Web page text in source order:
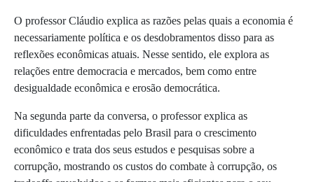
O professor Cláudio explica as razões pelas quais a economia é
necessariamente política e os desdobramentos disso para as
reflexões econômicas atuais. Nesse sentido, ele explora as
relações entre democracia e mercados, bem como entre
desigualdade econômica e erosão democrática.
Na segunda parte da conversa, o professor explica as
dificuldades enfrentadas pelo Brasil para o crescimento
econômico e trata dos seus estudos e pesquisas sobre a
corrupção, mostrando os custos do combate à corrupção, os